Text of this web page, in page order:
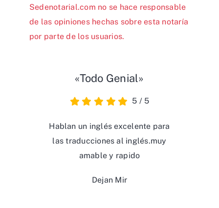
Sedenotarial.com no se hace responsable
de las opiniones hechas sobre esta notaría
por parte de los usuarios.
«Todo Genial»
5 / 5
Hablan un inglés excelente para
las traducciones al inglés.muy
amable y rapido
Dejan Mir